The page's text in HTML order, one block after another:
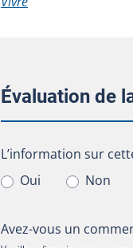
Évaluation de
L’information sur
L’information sur
Oui
Non
Avez-vous un